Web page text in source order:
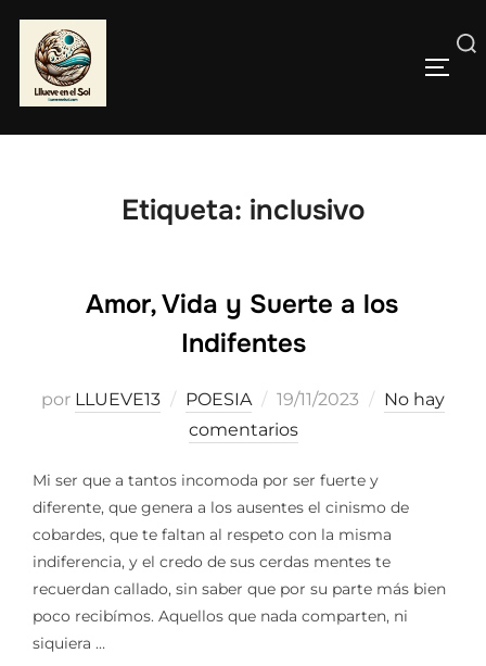
contenido
Buscar:
Etiqueta: inclusivo
Amor, Vida y Suerte a los
Indifentes
por LLUEVE13 POESIA
Publicado
el
19/11/2023
No hay
comentarios
Mi ser que a tantos incomoda por ser fuerte y
diferente, que genera a los ausentes el cinismo de
cobardes, que te faltan al respeto con la misma
indiferencia, y el credo de sus cerdas mentes te
recuerdan callado, sin saber que por su parte más bien
poco recibímos. Aquellos que nada comparten, ni
siquiera …